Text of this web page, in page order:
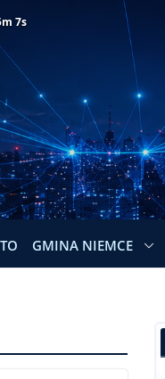
7s
GMINA NIEMCE